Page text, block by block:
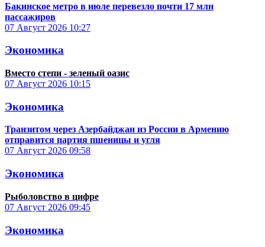
Бакинское метро в июле перевезло почти 17 млн
пассажиров
07 Август 2026 10:27
Экономика
Вместо степи - зеленый оазис
07 Август 2026 10:15
Экономика
Транзитом через Азербайджан из России в Армению
отправится партия пшеницы и угля
07 Август 2026 09:58
Экономика
Рыболовство в цифре
07 Август 2026 09:45
Экономика